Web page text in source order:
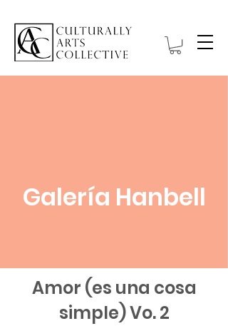
Galería Hanbell
Amor (es una cosa
simple) Vo. 2